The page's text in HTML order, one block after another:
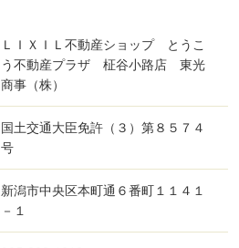
ＬＩＸＩＬ不動産ショップ とうこ
う不動産プラザ 柾谷小路店 東光
商事（株）
国土交通大臣免許（３）第８５７４
号
新潟市中央区本町通６番町１１４１
－１